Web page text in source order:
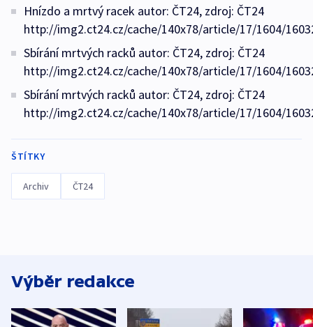
Hnízdo a mrtvý racek autor: ČT24, zdroj: ČT24
http://img2.ct24.cz/cache/140x78/article/17/1604/
Sbírání mrtvých racků autor: ČT24, zdroj: ČT24
http://img2.ct24.cz/cache/140x78/article/17/1604/
Sbírání mrtvých racků autor: ČT24, zdroj: ČT24
http://img2.ct24.cz/cache/140x78/article/17/1604/
ŠTÍTKY
Archiv ČT24
Výběr redakce